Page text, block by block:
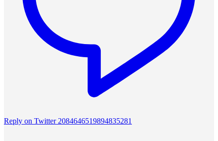
Reply on Twitter 2084646519894835281